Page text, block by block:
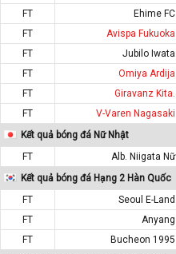
FT
Ehime FC
FT
Avispa Fukuoka
FT
Jubilo Iwata
FT
Omiya Ardija
FT
Giravanz Kita.
FT
V-Varen Nagasaki
Kết quả bóng đá Nữ Nhật
FT
Alb. Niigata Nữ
Kết quả bóng đá Hạng 2 Hàn Quốc
FT
Seoul E-Land
FT
Anyang
FT
Bucheon 1995